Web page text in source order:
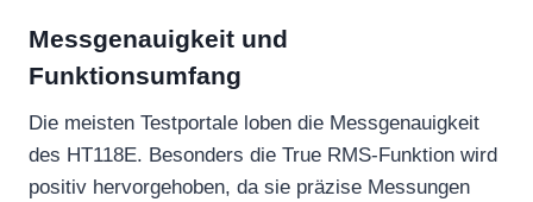
Messgenauigkeit und
Funktionsumfang
Die meisten Testportale loben die Messgenauigkeit
des HT118E. Besonders die True RMS-Funktion wird
positiv hervorgehoben, da sie präzise Messungen